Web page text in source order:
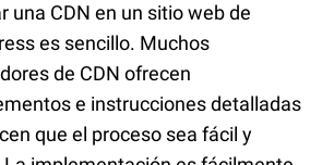
una CDN en un sitio web de
es sencillo. Muchos
de CDN ofrecen
e instrucciones detalladas
que el proceso sea fácil y